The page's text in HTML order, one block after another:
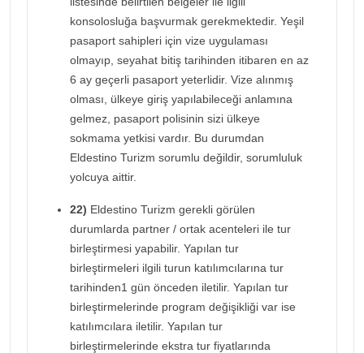
konsolosluğa başvurmak gerekmektedir. Yeşil
pasaport sahipleri için vize uygulaması
olmayıp, seyahat bitiş tarihinden itibaren en az
6 ay geçerli pasaport yeterlidir. Vize alınmış
olması, ülkeye giriş yapılabileceği anlamına
gelmez, pasaport polisinin sizi ülkeye
sokmama yetkisi vardır. Bu durumdan
Eldestino Turizm sorumlu değildir, sorumluluk
yolcuya aittir.
22) Eldestino Turizm gerekli görülen
durumlarda partner / ortak acenteleri ile tur
birleştirmesi yapabilir. Yapılan tur
birleştirmeleri ilgili turun katılımcılarına tur
tarihinden1 gün önceden iletilir. Yapılan tur
birleştirmelerinde program değişikliği var ise
katılımcılara iletilir. Yapılan tur
birleştirmelerinde ekstra tur fiyatlarında